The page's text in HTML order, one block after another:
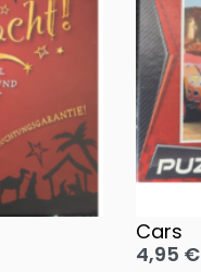
Cars
4,95 €